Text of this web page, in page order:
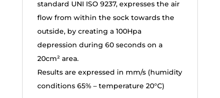
standard UNI ISO 9237, expresses the air
flow from within the sock towards the
outside, by creating a 100Hpa
depression during 60 seconds on a
20cm² area.
Results are expressed in mm/s (humidity
conditions 65% – temperature 20°C)